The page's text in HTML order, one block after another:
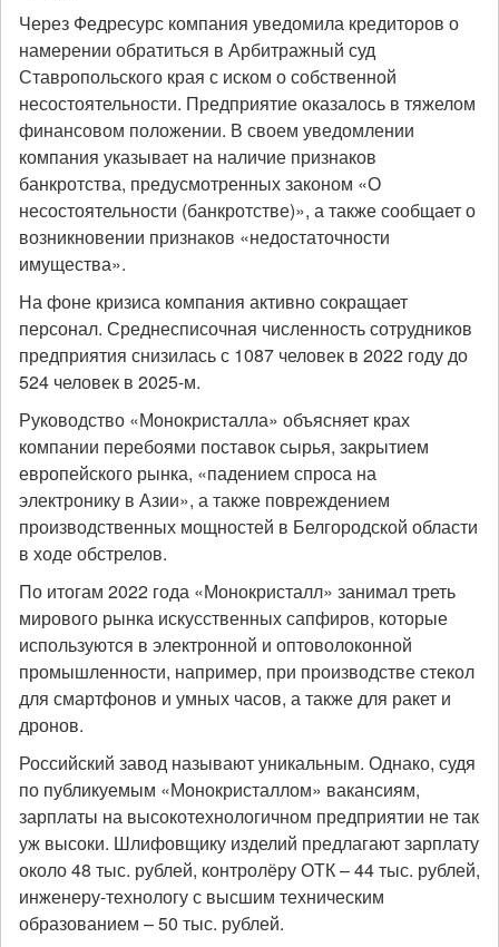
Через Федресурс компания уведомила кредиторов о
намерении обратиться в Арбитражный суд
Ставропольского края с иском о собственной
несостоятельности. Предприятие оказалось в тяжелом
финансовом положении. В своем уведомлении
компания указывает на наличие признаков
банкротства, предусмотренных законом «О
несостоятельности (банкротстве)», а также сообщает о
возникновении признаков «недостаточности
имущества».
На фоне кризиса компания активно сокращает
персонал. Среднесписочная численность сотрудников
предприятия снизилась с 1087 человек в 2022 году до
524 человек в 2025-м.
Руководство «Монокристалла» объясняет крах
компании перебоями поставок сырья, закрытием
европейского рынка, «падением спроса на
электронику в Азии», а также повреждением
производственных мощностей в Белгородской области
в ходе обстрелов.
По итогам 2022 года «Монокристалл» занимал треть
мирового рынка искусственных сапфиров, которые
используются в электронной и оптоволоконной
промышленности, например, при производстве стекол
для смартфонов и умных часов, а также для ракет и
дронов.
Российский завод называют уникальным. Однако, судя
по публикуемым «Монокристаллом» вакансиям,
зарплаты на высокотехнологичном предприятии не так
уж высоки. Шлифовщику изделий предлагают зарплату
около 48 тыс. рублей, контролёру ОТК – 44 тыс. рублей,
инженеру-технологу с высшим техническим
образованием – 50 тыс. рублей.